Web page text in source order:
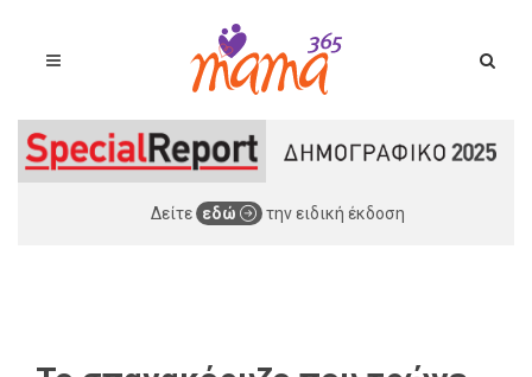
Δείτε εδώ την ειδική έκδοση